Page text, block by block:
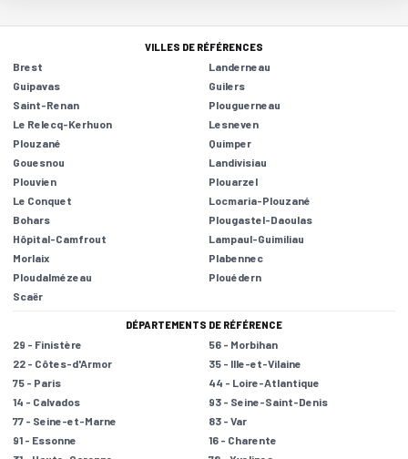
VILLES DE RÉFÉRENCES
Brest
Landerneau
Guipavas
Guilers
Saint-Renan
Plouguerneau
Le Relecq-Kerhuon
Lesneven
Plouzané
Quimper
Gouesnou
Landivisiau
Plouvien
Plouarzel
Le Conquet
Locmaria-Plouzané
Bohars
Plougastel-Daoulas
Hôpital-Camfrout
Lampaul-Guimiliau
Morlaix
Plabennec
Ploudalmézeau
Plouédern
Scaër
DÉPARTEMENTS DE RÉFÉRENCE
29 - Finistère
56 - Morbihan
22 - Côtes-d'Armor
35 - Ille-et-Vilaine
75 - Paris
44 - Loire-Atlantique
14 - Calvados
93 - Seine-Saint-Denis
77 - Seine-et-Marne
83 - Var
91 - Essonne
16 - Charente